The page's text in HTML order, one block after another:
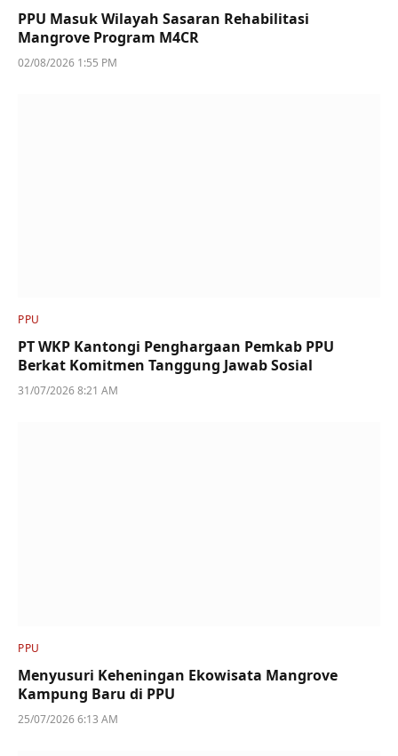
PPU Masuk Wilayah Sasaran Rehabilitasi
Mangrove Program M4CR
02/08/2026 1:55 PM
PPU
PT WKP Kantongi Penghargaan Pemkab PPU
Berkat Komitmen Tanggung Jawab Sosial
31/07/2026 8:21 AM
PPU
Menyusuri Keheningan Ekowisata Mangrove
Kampung Baru di PPU
25/07/2026 6:13 AM